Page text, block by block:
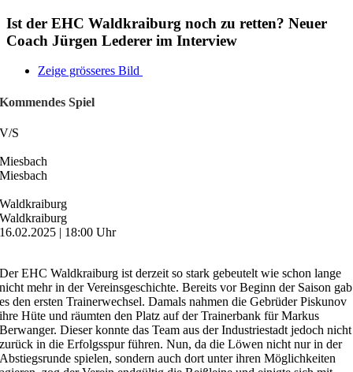
Ist der EHC Waldkraiburg noch zu retten? Neuer
Coach Jürgen Lederer im Interview
Zeige grösseres Bild
Kommendes Spiel
V/S
Miesbach
Miesbach
Waldkraiburg
Waldkraiburg
16.02.2025 | 18:00 Uhr
Der EHC Waldkraiburg ist derzeit so stark gebeutelt wie schon lange
nicht mehr in der Vereinsgeschichte. Bereits vor Beginn der Saison gab
es den ersten Trainerwechsel. Damals nahmen die Gebrüder Piskunov
ihre Hüte und räumten den Platz auf der Trainerbank für Markus
Berwanger. Dieser konnte das Team aus der Industriestadt jedoch nicht
zurück in die Erfolgsspur führen. Nun, da die Löwen nicht nur in der
Abstiegsrunde spielen, sondern auch dort unter ihren Möglichkeiten